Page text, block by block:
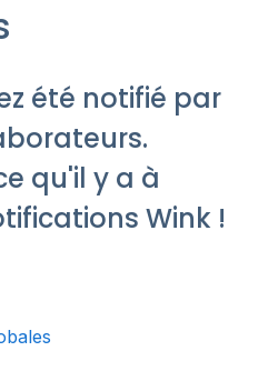
été notifié par
qu'il y a à
Wink !